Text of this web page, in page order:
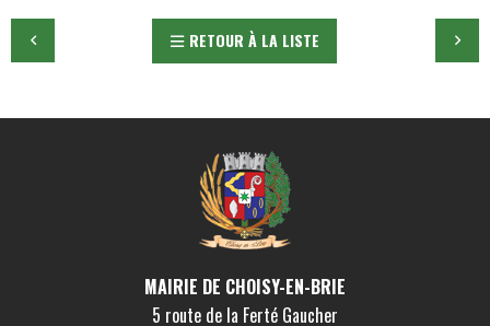
RETOUR À LA LISTE
MAIRIE DE CHOISY-EN-BRIE
5 route de la Ferté Gaucher